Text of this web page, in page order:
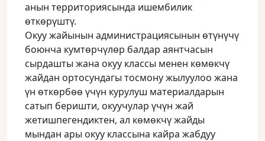
анын территориясында ишембилик
ɵткɵрүштү.
Окуу жайынын администрациясынын ɵтүнүчү
боюнча кумтɵрчүлɵр балдар аянтчасын
сырдашты жана окуу классы менен кɵмɵкчү
жайдан ортосундагы тосмону жылуулоо жана
үн ɵткɵрбɵɵ үчүн курулуш материалдарын
сатып беришти, окуучулар үчүн жай
жетишпегендиктен, ал кɵмɵкчү жайды
мындан ары окуу классына кайра жабдуу